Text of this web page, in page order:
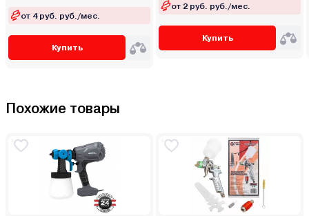
от 4 руб. руб./мес.
Купить
от 2 руб. руб./мес.
Купить
Похожие товары